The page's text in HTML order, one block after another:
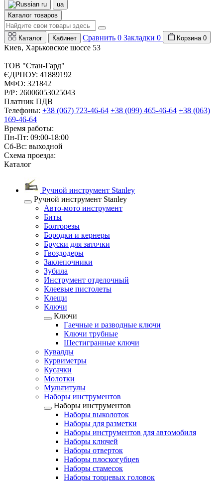
ru
ua
Каталог товаров
Каталог Кабинет Сравнить 0 Закладки 0 Корзина 0
Киев, Харьковское шоссе 53
ТОВ "Стан-Гард"
ЄДРПОУ: 41889192
МФО: 321842
Р/Р: 26006053025043
Платник ПДВ
Телефоны: +38 (067) 723-46-64 +38 (099) 465-46-64 +38 (063)
169-46-64
Время работы:
Пн-Пт: 09:00-18:00
Сб-Вс: выходной
Схема проезда:
Каталог
Ручной инструмент Stanley
Ручной инструмент Stanley
Авто-мото инструмент
Биты
Болторезы
Бородки и кернеры
Бруски для заточки
Гвоздодеры
Заклепочники
Зубила
Инструмент отделочный
Клеевые пистолеты
Клещи
Ключи
Ключи
Гаечные и разводные ключи
Ключи трубные
Шестигранные ключи
Кувалды
Курвиметры
Кусачки
Молотки
Мультитулы
Наборы инструментов
Наборы инструментов
Наборы выколоток
Наборы для разметки
Наборы инструментов для автомобиля
Наборы ключей
Наборы отверток
Наборы плоскогубцев
Наборы стамесок
Наборы торцевых головок